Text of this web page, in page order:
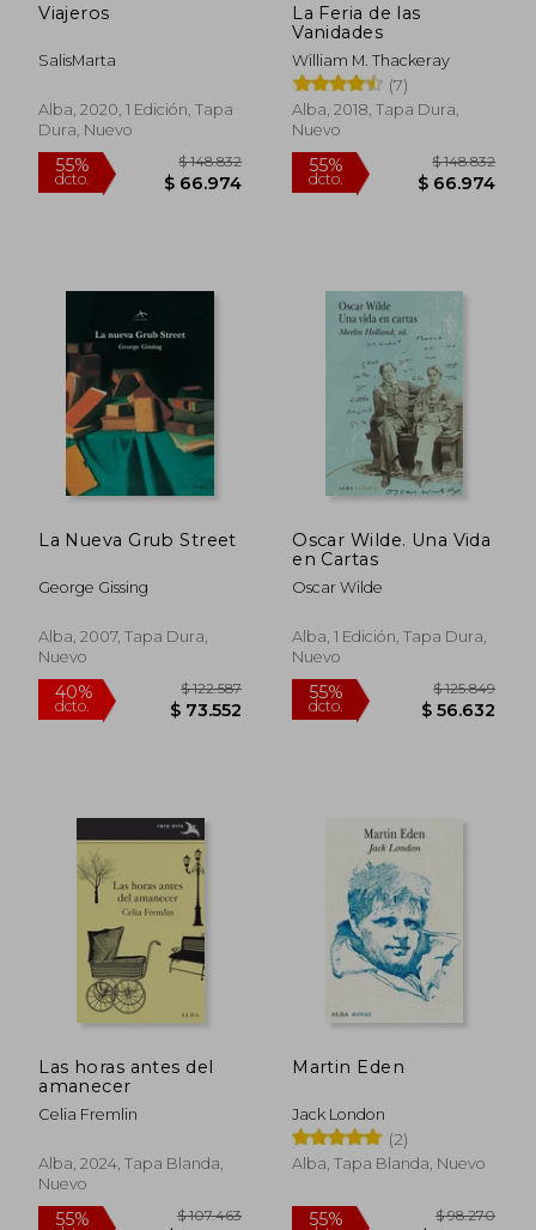
55%
dcto.
55%
dcto. $ 35.948
55%
dcto.
Viajeros
SalisMarta
Alba, 2020, 1 Edición, Tapa
Dura, Nuevo
La Feria de las
Vanidades
William M. Thackeray
(7)
Alba, 2018, Tapa Dura,
Nuevo
La Nueva Grub Street
George Gissing
Alba, 2007, Tapa Dura,
Nuevo
Oscar Wilde. Una Vida
en Cartas
Oscar Wilde
Alba, 1 Edición, Tapa Dura,
Nuevo
Las horas antes del
amanecer
Celia Fremlin
Alba, 2024, Tapa Blanda,
Nuevo
Martin Eden
Jack London
(2)
Alba, Tapa Blanda, Nuevo